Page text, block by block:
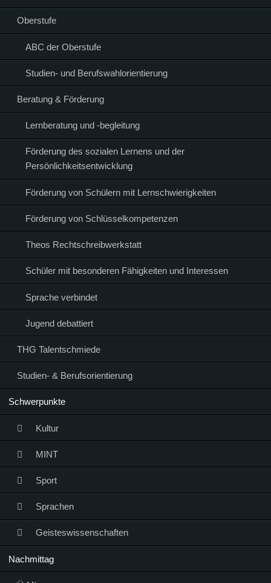
Oberstufe
ABC der Oberstufe
Studien- und Berufswahlorientierung
Beratung & Förderung
Lernberatung und -begleitung
Förderung des sozialen Lernens und der
Persönlichkeitsentwicklung
Förderung von Schülern mit Lernschwierigkeiten
Förderung von Schlüsselkompetenzen
Theos Rechtschreibwerkstatt
Schüler mit besonderen Fähigkeiten und Interessen
Sprache verbindet
Jugend debattiert
THG Talentschmiede
Studien- & Berufsorientierung
Schwerpunkte
Kultur
MINT
Sport
Sprachen
Geisteswissenschaften
Nachmittag